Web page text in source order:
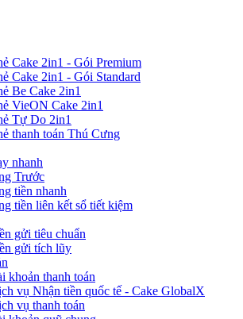
Cake 2in1 - Gói Premium
Cake 2in1 - Gói Standard
Be Cake 2in1
VieON Cake 2in1
Tự Do 2in1
thanh toán Thú Cưng
nhanh
Trước
tiền nhanh
tiền liên kết sổ tiết kiệm
gửi tiêu chuẩn
gửi tích lũy
khoản thanh toán
vụ Nhận tiền quốc tế - Cake GlobalX
vụ thanh toán